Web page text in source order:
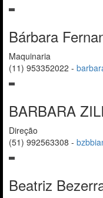
Bárbara
Maquinaria
(11) 953352022 -
BARBARA
Direção
(51) 992563308 -
Beatriz